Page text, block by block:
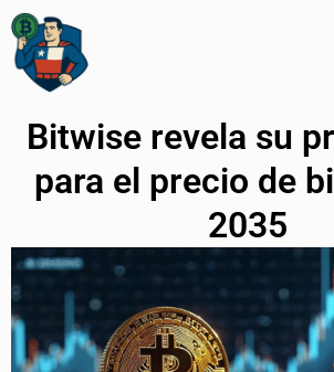
Bitwise revela su
para el precio de
2035